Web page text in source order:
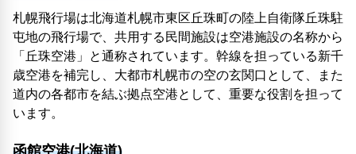
札幌飛行場は北海道札幌市東区丘珠町の陸上自衛隊丘珠駐
屯地の飛行場で、共用する民間施設は空港施設の名称から
「丘珠空港」と通称されています。幹線を担っている新千
歳空港を補完し、大都市札幌市の空の玄関口として、また
道内の各都市を結ぶ拠点空港として、重要な役割を担って
います。
函館空港(北海道)